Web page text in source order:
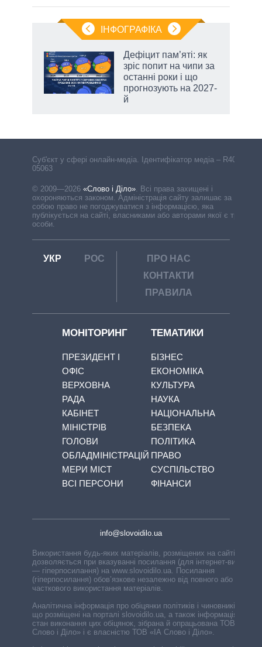
ІНФОГРАФІКА
Дефіцит пам’яті: як
зріс попит на чипи за
останні роки і що
прогнозують на 2027-
й
Cуб'єкт у сфері онлайн-медіа. Ідентифікатор медіа – R40-
05063
© 2009—2026 «Слово і Діло» Всі права захищені і
охороняються законом. Адміністрація сайту залишає за
собою право не погоджуватися з інформацією, яка
публікується на сайті, власниками або авторами якої є треті
особи.
УКР РОС
ПРО НАС
КОНТАКТИ
ПРАВИЛА
МОНІТОРИНГ
ПРЕЗИДЕНТ І
ОФІС
ВЕРХОВНА
РАДА
КАБІНЕТ
МІНІСТРІВ
ГОЛОВИ
ОБЛАДМІНІСТРАЦІЙ
МЕРИ МІСТ
ВСІ ПЕРСОНИ
ТЕМАТИКИ
БІЗНЕС
ЕКОНОМІКА
КУЛЬТУРА
НАУКА
НАЦІОНАЛЬНА
БЕЗПЕКА
ПОЛІТИКА
ПРАВО
СУСПІЛЬСТВО
ФІНАНСИ
info@slovoidilo.ua
Використання будь-яких матеріалів, розміщених на сайті,
дозволяється при вказуванні посилання (для інтернет-видань
— гіперпосилання) на www.slovoidilo.ua. Посилання
(гіперпосилання) обов’язкове незалежно від повного або
часткового використання матеріалів.
Аналітична інформація про обіцянки політиків і чиновників,
що розміщені на порталі slovoidilo.ua, а також інформація про
стан виконання цих обіцянок, зібрана й опрацьована ТОВ «ІА
Слово і Діло» і є власністю ТОВ «ІА Слово і Діло».